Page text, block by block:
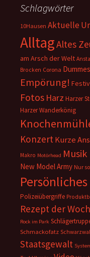
Schlagwörter
10Hausen Aktuelle
AlltagAltes
am Arsch der Welt
Brocken Corona
Empörung!
Fotos Harz Harzer
Harzer Wanderkönig
Konzert Kurze
Makro Motörhead Musik
New Model Army Nur so
Persönliches
Polizeiübergriffe
Rezept der
Rock im Park
Schmackofatz
Staatsgewalt